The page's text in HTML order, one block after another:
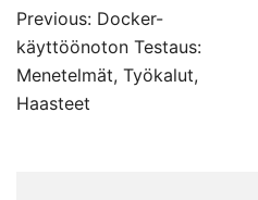
Post
navigation
Previous: Docker-
käyttöönoton Testaus:
Menetelmät, Työkalut,
Haasteet